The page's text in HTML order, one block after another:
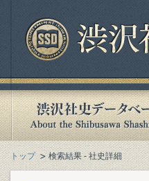
トップ 検索結果 - 社史詳細